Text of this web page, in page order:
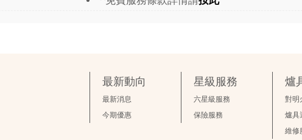
最新動向
最新消息
今期優惠
星級服務
六星級服務
保險服務
爐
對明
爐具
維修